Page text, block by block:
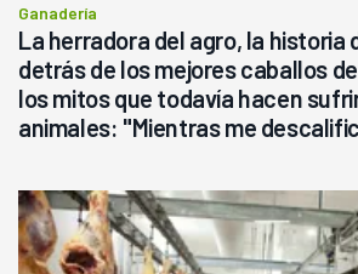
Ganadería
La herradora del agro, la historia
detrás de los mejores caballos
los mitos que todavía hacen
animales: "Mientras me